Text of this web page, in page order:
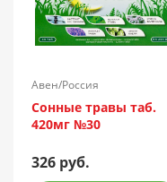
Авен/Россия
Сонные травы таб.
420мг №30
326 руб.